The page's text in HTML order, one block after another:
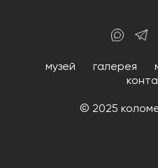
музей галерея
© 2025